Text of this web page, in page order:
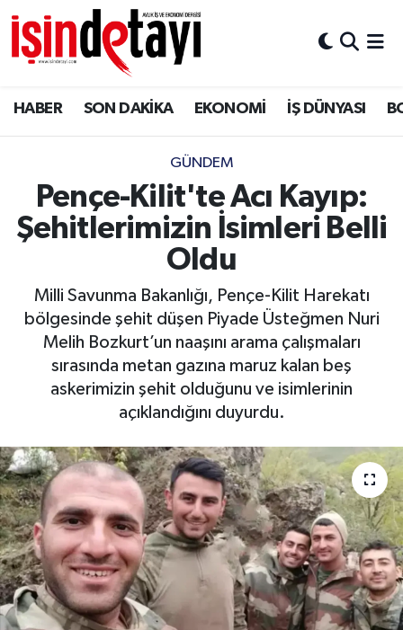
HABER SON DAKİKA EKONOMİ İŞ DÜNYASI
GÜNDEM
Pençe-Kilit'te Acı Kayıp:
Şehitlerimizin İsimleri Belli
Oldu
Milli Savunma Bakanlığı, Pençe-Kilit Harekatı
bölgesinde şehit düşen Piyade Üsteğmen Nuri
Melih Bozkurt’un naaşını arama çalışmaları
sırasında metan gazına maruz kalan beş
askerimizin şehit olduğunu ve isimlerinin
açıklandığını duyurdu.
DÜNYA
Eğitim
ENERJİ HABERİ
HABER
LOJİSTİK
MAGAZİN
SAĞLIK
SON DAKİKA
SPOR
FİNANS
Nöbetçi Eczaneler
Hava Durumu
İstanbul Namaz Vakitleri
Trafik Durumu
Süper Lig Puan Durumu ve Fikstür
Tüm Manşetler
Son Dakika Haberleri
Haber Arşivi